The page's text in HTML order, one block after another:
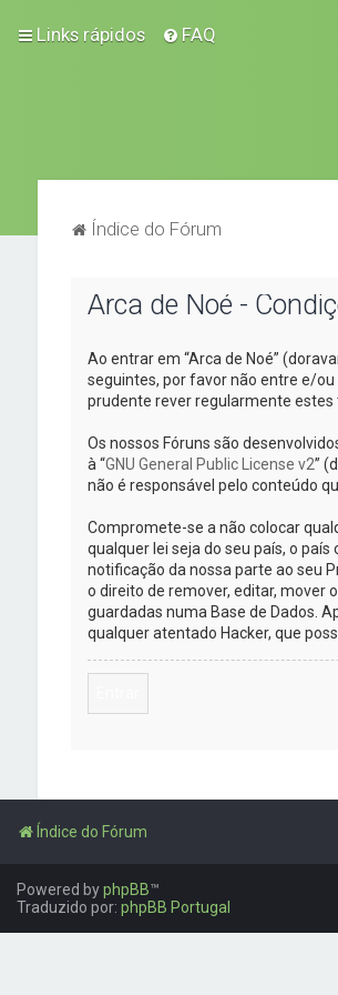
Links rápidos FAQ
Índice do Fórum
Arca de Noé -
Ao entrar em “Arca de Noé”
seguintes, por favor não entre e/
prudente rever regularmente estes
Os nossos Fóruns são
à “GNU General Public License v2”
não é responsável pelo conteúdo
Compromete-se a não colocar
qualquer lei seja do seu país, o
notificação da nossa parte ao seu
o direito de remover, editar, mover
guardadas numa Base de Dados.
qualquer atentado Hacker, que
Índice do Fórum
Powered byphpBB™
Traduzido por: phpBB Portugal